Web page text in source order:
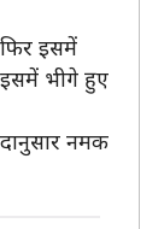
इसमें
भीगे हुए
नमक